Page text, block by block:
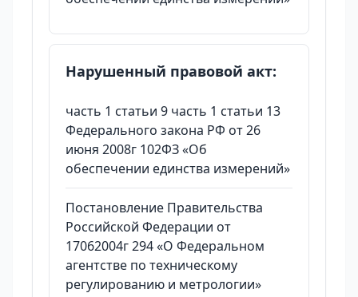
Нарушенный правовой акт:
часть 1 статьи 9 часть 1 статьи 13
Федерального закона РФ от 26
июня 2008г 102ФЗ «Об
обеспечении единства измерений»
Постановление Правительства
Российской Федерации от
17062004г 294 «О Федеральном
агентстве по техническому
регулированию и метрологии»